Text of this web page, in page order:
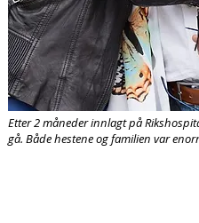
Etter 2 måneder innlagt på
gå. Både hestene og familien var